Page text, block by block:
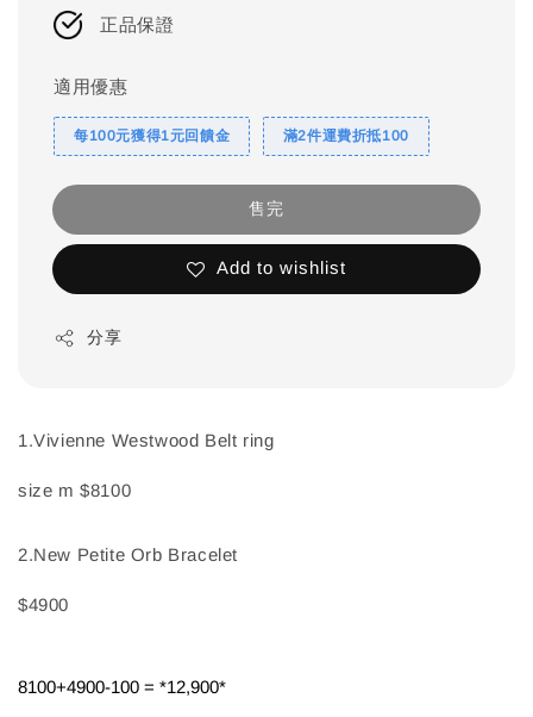
正品保證
適用優惠
每100元獲得1元回饋金 滿2件運費折抵100
售完
Add to wishlist
分享
1.Vivienne Westwood Belt ring
size m $8100
2.New Petite Orb Bracelet
$4900
8100+4900-100 = *12,900*